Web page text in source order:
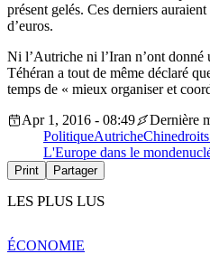
présent gelés. Ces derniers
d’euros.
Ni l’Autriche ni l’Iran n’ont donné
Téhéran a tout de même déclaré
temps de « mieux organiser et
Apr 1, 2016 - 08:49
Dernière
PolitiqueAutricheChine
L'Europe dans le monde
Print Partager
LES PLUS LUS
ÉCONOMIE